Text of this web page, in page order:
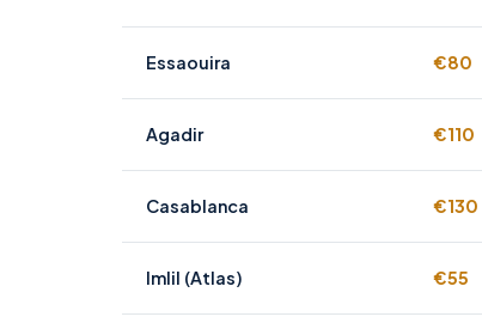
Essaouira €80
Agadir €110
Casablanca €130
Imlil (Atlas) €55